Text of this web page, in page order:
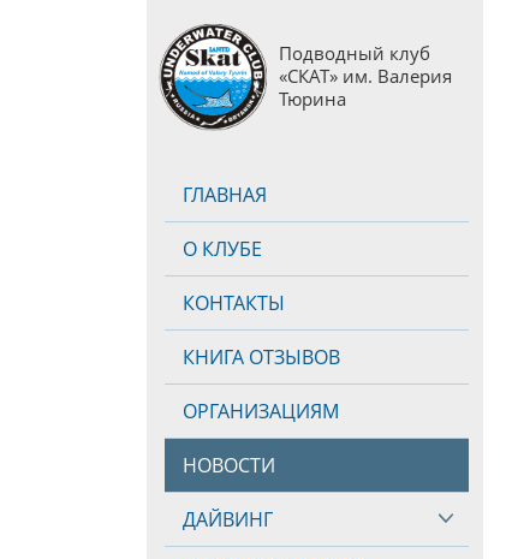
Подводный клуб
«СКАТ» им. Валерия
Тюрина
ГЛАВНАЯ
О КЛУБЕ
КОНТАКТЫ
КНИГА ОТЗЫВОВ
ОРГАНИЗАЦИЯМ
НОВОСТИ
ДАЙВИНГ